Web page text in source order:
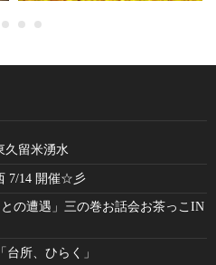
久留米湧水
7/14 開催☆彡
の遭遇」三の巻お話会お茶っこIN
所、ひらく」